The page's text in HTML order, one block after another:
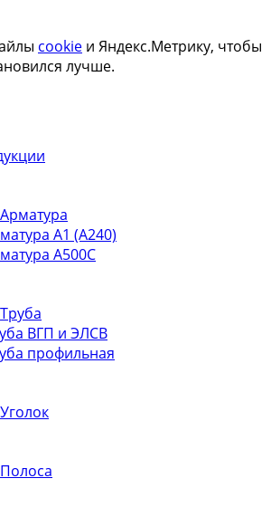
cookie и Яндекс.Метрику, чтобы
лучше.
Арматура
А1 (А240)
А500С
Труба
ВГП и ЭЛСВ
профильная
Уголок
Полоса